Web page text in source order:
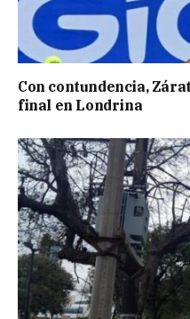
Con contundencia,
final en Londrina